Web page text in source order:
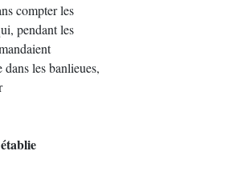
compter les
pendant les
dans les banlieues,